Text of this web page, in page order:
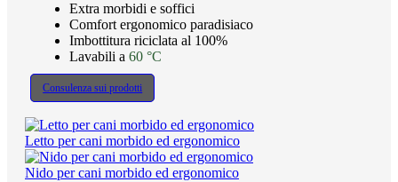
Extra morbidi e soffici
Comfort ergonomico paradisiaco
Imbottitura riciclata al 100%
Lavabili a 60 °C
Consulenza sui prodotti
Letto per cani morbido ed ergonomico
Nido per cani morbido ed ergonomico